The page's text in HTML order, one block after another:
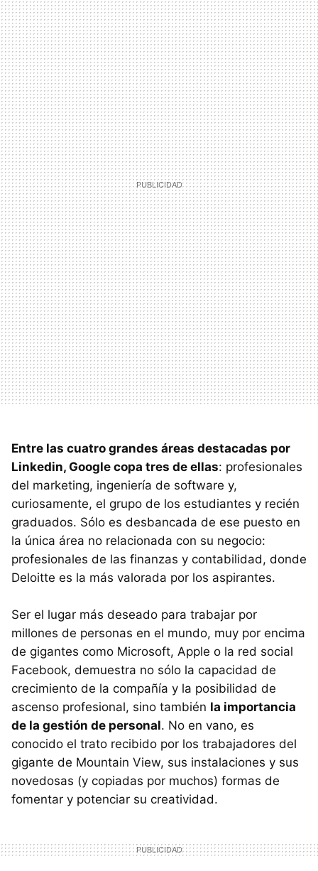
Entre las cuatro grandes áreas destacadas por
Linkedin, Google copa tres de ellas: profesionales
del marketing, ingeniería de software y,
curiosamente, el grupo de los estudiantes y recién
graduados. Sólo es desbancada de ese puesto en
la única área no relacionada con su negocio:
profesionales de las finanzas y contabilidad, donde
Deloitte es la más valorada por los aspirantes.
Ser el lugar más deseado para trabajar por
millones de personas en el mundo, muy por encima
de gigantes como Microsoft, Apple o la red social
Facebook, demuestra no sólo la capacidad de
crecimiento de la compañía y la posibilidad de
ascenso profesional, sino también la importancia
de la gestión de personal. No en vano, es
conocido el trato recibido por los trabajadores del
gigante de Mountain View, sus instalaciones y sus
novedosas (y copiadas por muchos) formas de
fomentar y potenciar su creatividad.